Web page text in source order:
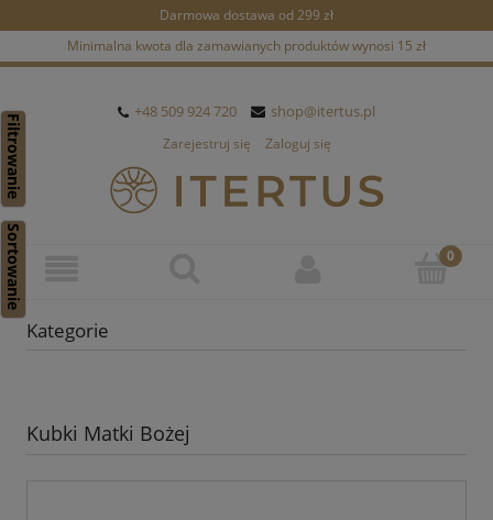
Darmowa dostawa od 299 zł
Minimalna kwota dla zamawianych produktów wynosi 15 zł
+48 509 924 720 shop@itertus.pl
Zarejestruj się Zaloguj się
Kategorie
Kubki Matki Bożej
Filtrowanie
Sortowanie